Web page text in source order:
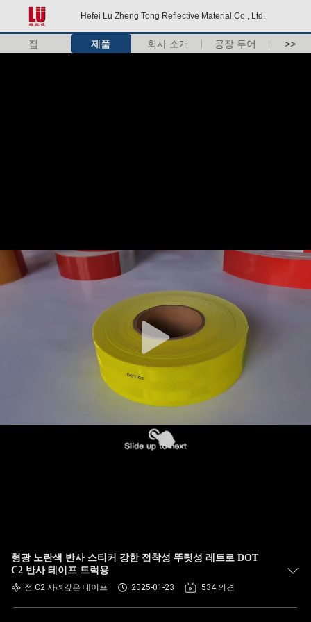
Hefei Lu Zheng Tong Reflective Material Co., Ltd.
집 제품 회사 소개 공장 투어 >>
형광 노란색 반사 스티커 강한 접착성 뚜렷성 레트로 DOT
C2 반사 테이프 트럭용
점 C2 사려깊은 테이프 2025-01-23 534 의견